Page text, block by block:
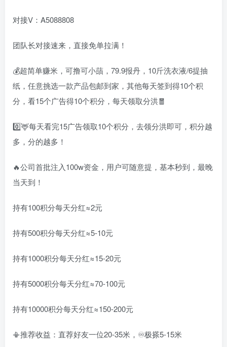
对接V：A5088808
团队长对接速来，直接免单拉满！
💰超简单赚米，可撸可小䕱，79.9报丹，10斤洗衣液/6提抽
纸，任意挑选一款产品包邮到家，其他每天签到得10个积
分，看15个广告得10个积分，每天领取分洪🧧
0️⃣🦌每天看完15广告领取10个积分，去领分洪即可，积分越
多，分的越多！
🔥公司首批注入100w资金，用户可随意提，基本秒到，最晚
当天到！
持有100积分每天分红≈2元
持有500积分每天分红≈5-10元
持有1000积分每天分红≈15-20元
持有5000积分每天分红≈70-100元
持有10000积分每天分红≈150-200元
📳推荐收益：直荐好友一位20-35米，♾️极搽5-15米